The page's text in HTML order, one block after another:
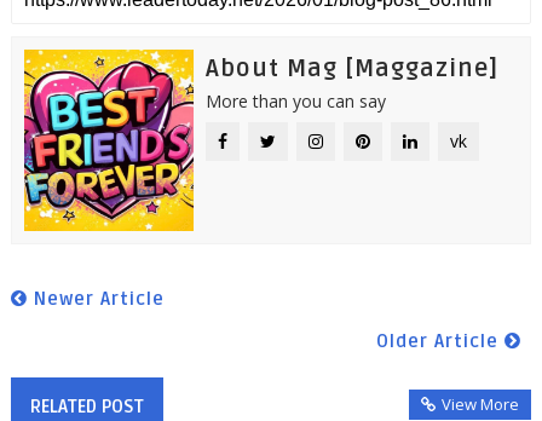
About Mag [Maggazine]
More than you can say
vk
Newer Article
Older Article
RELATED POST View More